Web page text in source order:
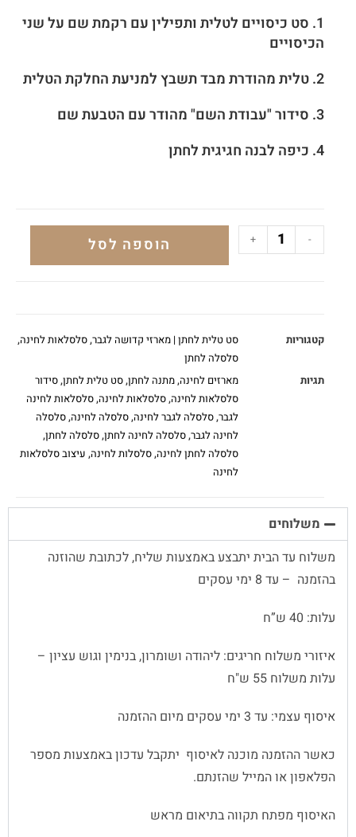
1. סט כיסויים לטלית ותפילין עם רקמת שם על שני
הכיסויים
2. טלית מהודרת מבד תשבץ למניעת החלקת הטלית
3. סידור "עבודת השם" מהודר עם הטבעת שם
4. כיפה לבנה חגיגית לחתן
-
+ הוספה לסל
קטגוריות סט טלית לחתן | מארזי קדושה לגבר,סלסלאות לחינה,
סלסלה לחתן
תגיות
מארזים לחינה,מתנה לחתן,סט טלית לחתן,סידור
סלסלאות לחינה,סלסלאות לחינה,סלסלאות לחינה
לגבר,סלסלה לגבר לחינה,סלסלה לחינה,סלסלה
לחינה לגבר,סלסלה לחינה לחתן,סלסלה לחתן,
סלסלה לחתן לחינה,סלסלות לחינה, עיצוב סלסלאות
לחינה
משלוחים
משלוח עד הבית יתבצע באמצעות שליח, לכתובת שהוזנה
בהזמנה – עד 8 ימי עסקים
עלות: 40 ש”ח
איזורי משלוח חריגים: ליהודה ושומרון, בנימין וגוש עציון –
עלות משלוח 55 ש"ח
איסוף עצמי: עד 3 ימי עסקים מיום ההזמנה
כאשר ההזמנה מוכנה לאיסוף יתקבל עדכון באמצעות מספר
הפלאפון או המייל שהזנתם.
האיסוף מפתח תקווה בתיאום מראש